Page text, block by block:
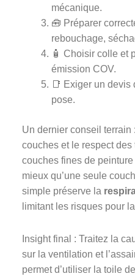
mécanique.
🧰 Préparer
rebouchage,
🧴 Choisir colle et
émission COV.
📑 Exiger un
pose.
Un dernier conseil
couches et le respect
couches fines de
mieux qu’une seule
simple préserve la
limitant les risques pour la
Insight final : Traitez la
sur la ventilation et
permet d’utiliser la toile